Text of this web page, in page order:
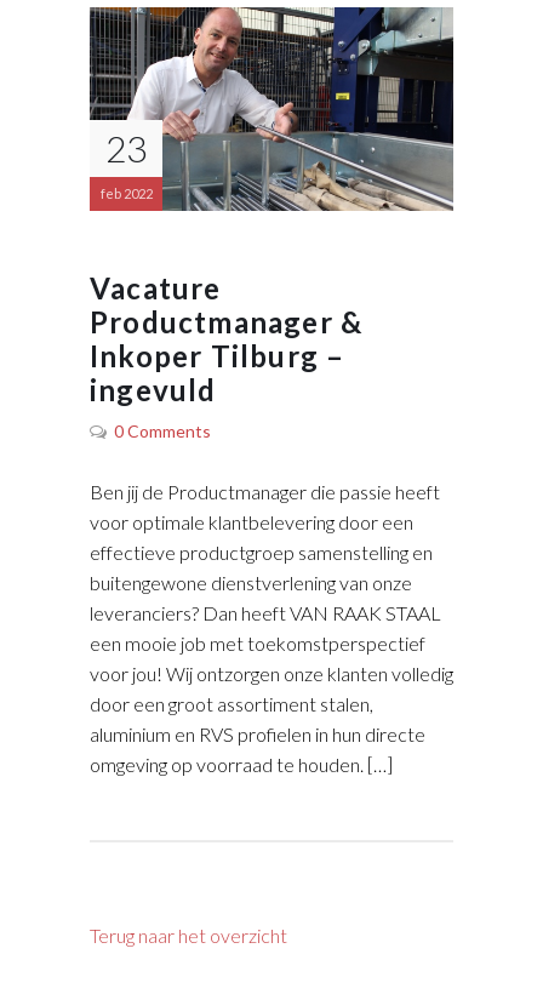
23
feb 2022
Vacature
Productmanager &
Inkoper Tilburg –
ingevuld
0 Comments
Ben jij de Productmanager die passie heeft
voor optimale klantbelevering door een
effectieve productgroep samenstelling en
buitengewone dienstverlening van onze
leveranciers? Dan heeft VAN RAAK STAAL
een mooie job met toekomstperspectief
voor jou! Wij ontzorgen onze klanten volledig
door een groot assortiment stalen,
aluminium en RVS profielen in hun directe
omgeving op voorraad te houden. […]
Terug naar het overzicht